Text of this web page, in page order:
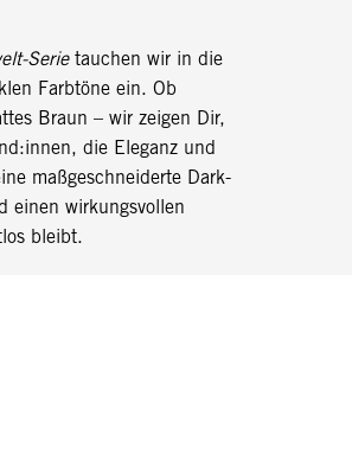
Serietauchen wir in die
Farbtöne ein. Ob
Braun – wir zeigen Dir,
die Eleganz und
maßgeschneiderte Dark-
einen wirkungsvollen
bleibt.